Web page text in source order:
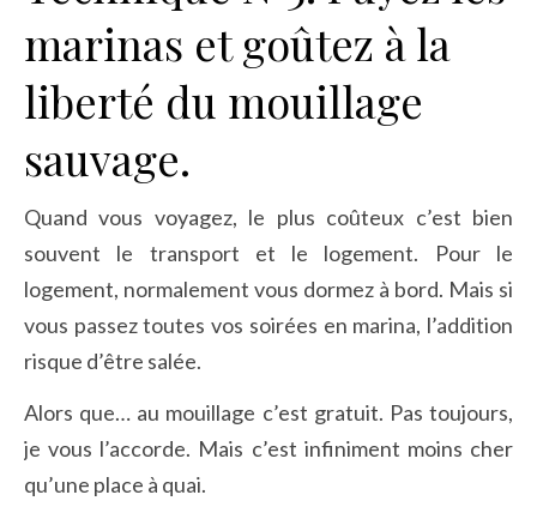
marinas et goûtez à la
liberté du mouillage
sauvage.
Quand vous voyagez, le plus coûteux c’est bien
souvent le transport et le logement. Pour le
logement, normalement vous dormez à bord. Mais si
vous passez toutes vos soirées en marina, l’addition
risque d’être salée.
Alors que… au mouillage c’est gratuit. Pas toujours,
je vous l’accorde. Mais c’est infiniment moins cher
qu’une place à quai.